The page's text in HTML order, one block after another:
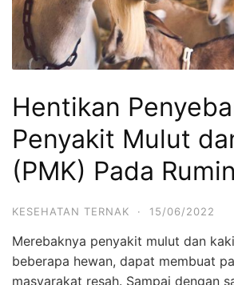
Hentikan
Penyakit Mulut
(PMK) Pada
KESEHATAN TERNAK · 15/06/2022
Merebaknya penyakit mulut dan
beberapa hewan, dapat membuat
masyarakat resah. Sampai dengan